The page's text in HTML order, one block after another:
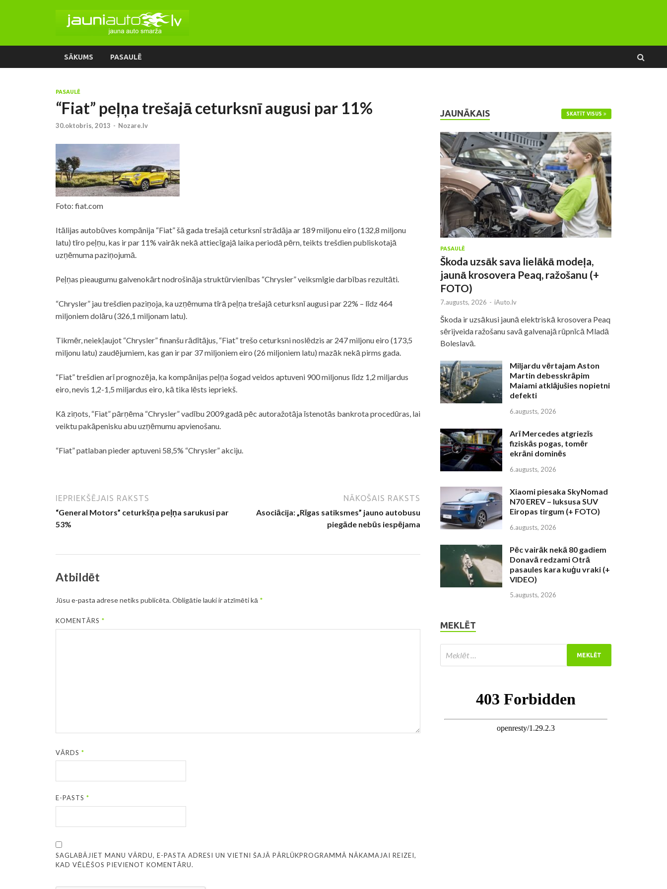
SĀKUMS PASAULĒ
PASAULĒ
“Fiat” peļņa trešajā ceturksnī augusi par 11%
30.oktobris, 2013 - Nozare.lv
Foto: fiat.com
Itālijas autobūves kompānija “Fiat” šā gada trešajā ceturksnī strādāja ar 189 miljonu eiro (132,8 miljonu
latu) tīro peļņu, kas ir par 11% vairāk nekā attiecīgajā laika periodā pērn, teikts trešdien publiskotajā
uzņēmuma paziņojumā.
Peļņas pieaugumu galvenokārt nodrošināja struktūrvienības “Chrysler” veiksmīgie darbības rezultāti.
“Chrysler” jau trešdien paziņoja, ka uzņēmuma tīrā peļņa trešajā ceturksnī augusi par 22% – līdz 464
miljoniem dolāru (326,1 miljonam latu).
Tikmēr, neiekļaujot “Chrysler” finanšu rādītājus, “Fiat” trešo ceturksni noslēdzis ar 247 miljonu eiro (173,5
miljonu latu) zaudējumiem, kas gan ir par 37 miljoniem eiro (26 miljoniem latu) mazāk nekā pirms gada.
“Fiat” trešdien arī prognozēja, ka kompānijas peļņa šogad veidos aptuveni 900 miljonus līdz 1,2 miljardus
eiro, nevis 1,2-1,5 miljardus eiro, kā tika lēsts iepriekš.
Kā ziņots, “Fiat” pārņēma “Chrysler” vadību 2009.gadā pēc autoražotāja īstenotās bankrota procedūras, lai
veiktu pakāpenisku abu uzņēmumu apvienošanu.
“Fiat” patlaban pieder aptuveni 58,5% “Chrysler” akciju.
IEPRIEKŠĒJAIS RAKSTS
“General Motors” ceturkšņa peļņa sarukusi par
53%
NĀKOŠAIS RAKSTS
Asociācija: „Rīgas satiksmes” jauno autobusu
piegāde nebūs iespējama
Atbildēt
Jūsu e-pasta adrese netiks publicēta.Obligātie lauki ir atzīmēti kā *
KOMENTĀRS*
VĀRDS*
E-PASTS*
SAGLABĀJIET MANU VĀRDU, E-PASTA ADRESI UN VIETNI ŠAJĀ PĀRLŪKPROGRAMMĀ NĀKAMAJAI REIZEI,
KAD VĒLĒŠOS PIEVIENOT KOMENTĀRU.
JAUNĀKAIS SKATĪT VISUS
PASAULĒ
Škoda uzsāk sava lielākā modeļa,
jaunā krosovera Peaq, ražošanu (+
FOTO)
7.augusts, 2026 - iAuto.lv
Škoda ir uzsākusi jaunā elektriskā krosovera Peaq
sērijveida ražošanu savā galvenajā rūpnīcā Mladā
Boleslavā.
Miljardu vērtajam Aston
Martin debesskrāpim
Maiami atklājušies nopietni
defekti
6.augusts, 2026
Arī Mercedes atgriezīs
fiziskās pogas, tomēr
ekrāni dominēs
6.augusts, 2026
Xiaomi piesaka SkyNomad
N70 EREV – luksusa SUV
Eiropas tirgum (+ FOTO)
6.augusts, 2026
Pēc vairāk nekā 80 gadiem
Donavā redzami Otrā
pasaules kara kuģu vraki (+
VIDEO)
5.augusts, 2026
MEKLĒT